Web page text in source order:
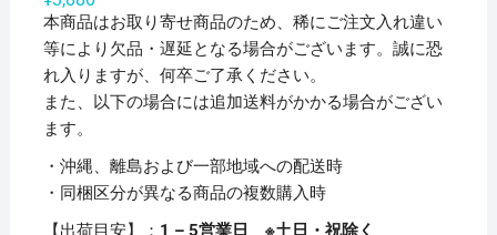
本商品はお取り寄せ商品のため、稀にご注文入れ違い
等により欠品・遅延となる場合がございます。誠に恐
れ入りますが、何卒ご了承ください。
また、以下の場合には追加送料がかかる場合がござい
ます。
・沖縄、離島および一部地域への配送時
・同梱区分が異なる商品の複数購入時
【出荷目安】： 1 – 5営業日 ※土日・祝除く